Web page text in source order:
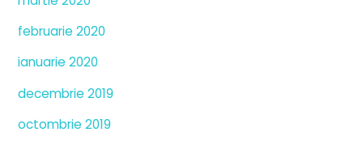
februarie 2020
ianuarie 2020
decembrie 2019
octombrie 2019